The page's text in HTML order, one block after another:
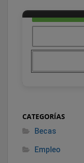
CATEGORÍAS
Becas
Empleo